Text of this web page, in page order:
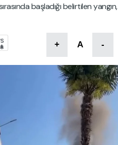
başladığı belirtilen yangın,
+ A -